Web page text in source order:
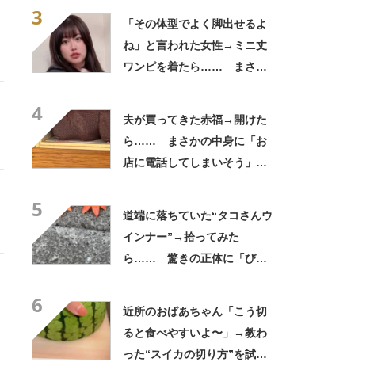
3
「その体型でよく脚出せるよ
ね」と言われた女性→ミニ丈
ワンピを着たら…… まさか
4
夫が買ってきた赤福→開けた
ら…… まさかの中身に「お
店に電話してしまいそう」
5
道端に落ちていた“タコさんウ
インナー”→拾ってみた
ら…… 驚きの正体に「びっ
6
近所のおばあちゃん「こう切
ると食べやすいよ〜」→教わ
った“スイカの切り方”を試し